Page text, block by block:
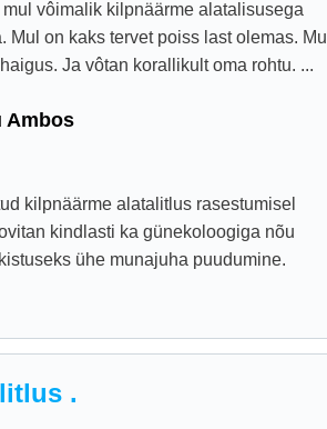
vôimalik kilpnäärme alatalisusega
Mul on kaks tervet poiss last olemas. Mul
Ja vôtan korallikult oma rohtu. ...
Ambos
kilpnäärme alatalitlus rasestumisel
kindlasti ka günekoloogiga nõu
ühe munajuha puudumine.
.